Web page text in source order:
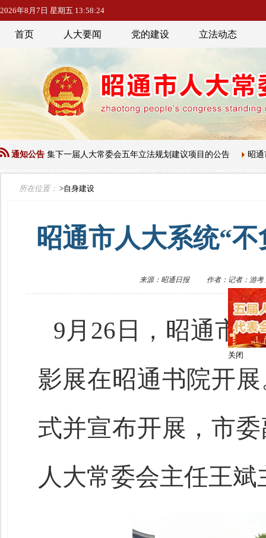
2026年8月7日 星期五 13:58:25
首页 人大要闻 党的建设 立法动态
通知公告
于征集下一届人大常委会五年立法规划建议项目的公告 昭通市人
关闭
所在位置： >自身建设
昭通市人大系统“
来源：昭通日报 作者：记者：游
9月26日，昭通市
影展在昭通书院开
式并宣布开展，市
人大常委会主任王